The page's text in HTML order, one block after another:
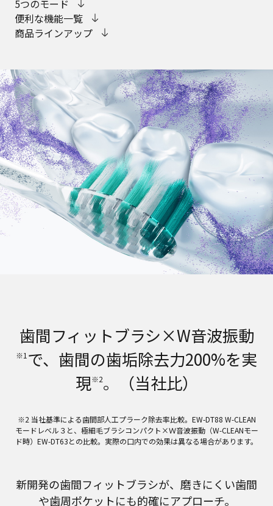
5つのモード
便利な機能一覧
商品ラインアップ
歯間フィットブラシ×W音波振動
※1 で、歯間の歯垢除去力200%を実
現※2。（当社比）
※2 当社基準による歯間部人工プラーク除去率比較。EW-DT88 W-CLEAN
モードレベル３と、極細毛ブラシコンパクト×Ｗ音波振動（W-CLEANモー
ド時）EW-DT63との比較。実際の口内での効果は異なる場合があります。
新開発の歯間フィットブラシが、磨きにくい歯間
や歯周ポケットにも的確にアプローチ。